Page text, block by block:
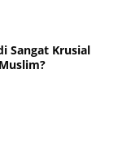
Sangat Krusial